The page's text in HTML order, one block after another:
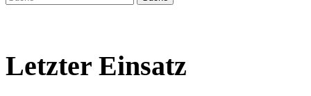
Letzter Einsatz